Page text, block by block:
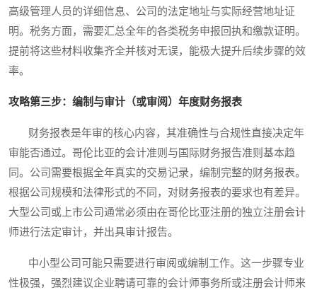
高级管理人员的详细信息、公司的法定地址与实际经营地址证
明。税务方面，需要汇总全年的各类税务申报回执和缴款证明。
提前将这些材料收集齐全并核对无误，能极大提升后续步骤的效
率。
攻略第三步：编制与审计（或审阅）年度财务报表
财务报表是年审的核心内容，其准确性与合规性直接决定年
审能否通过。哥伦比亚的会计准则与国际财务报告准则基本趋
同。公司需要根据全年真实的交易记录，编制完整的财务报表。
根据公司规模和法律形式的不同，对财务报表的要求也有差异。
大型公司或上市公司通常必须由在哥伦比亚注册的独立注册会计
师进行法定审计，并出具审计报告。
中小型公司可能只需要进行审阅或编制工作。这一步骤专业
性极强，强烈建议企业聘请可靠的会计师事务所或注册会计师来